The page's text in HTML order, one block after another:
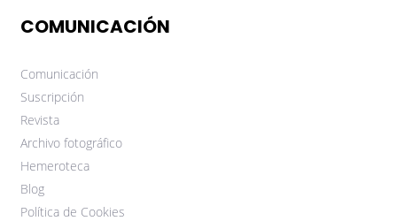
COMUNICACIÓN
Comunicación
Suscripción
Revista
Archivo fotográfico
Hemeroteca
Blog
Política de Cookies